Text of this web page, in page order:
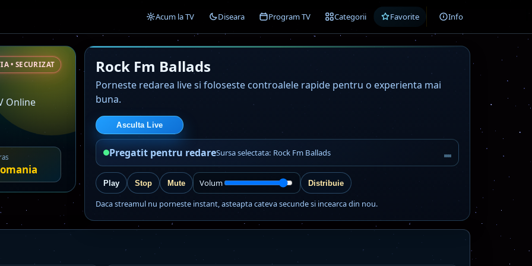
Acum la TV Diseara Program TV Categorii Favorite Info
• SECURIZAT
Online
Rock Fm Ballads
Porneste redarea live si foloseste controalele rapide pentru o experienta mai
buna.
Asculta Live
Pregatit pentru redareSursa selectata: Rock Fm Ballads
Play Stop Mute Volum Distribuie
Daca streamul nu porneste instant, asteapta cateva secunde si incearca din nou.